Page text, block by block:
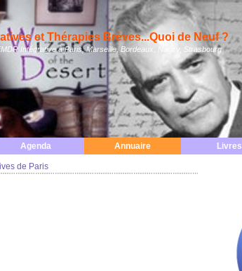
et Thérapies Brèves...Quoi de Neuf ?
Intégrative à Paris, Marseille, Bordeaux, Nancy, Strasbourg
Agenda Annuaire Livres
de Paris